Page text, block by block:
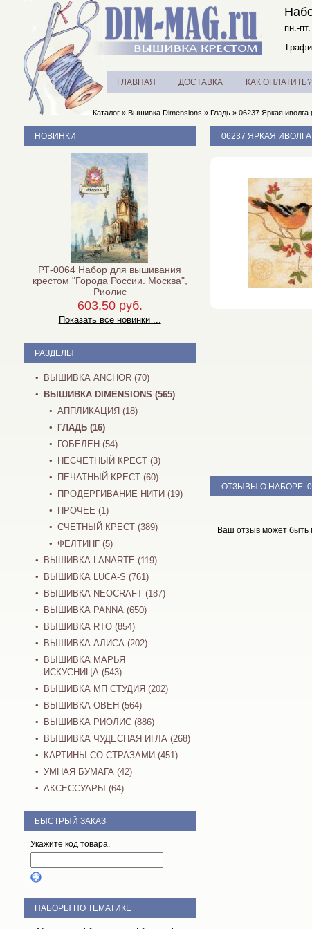
пн.-
ГЛАВНАЯ ДОСТАВКА КАК ОПЛАТИТЬ?
Каталог» Вышивка Dimensions » Гладь» 06237 Яркая иволга
06237 ЯРКАЯ ИВОЛГА
ОТЗЫВЫ О НАБОРЕ:
Ваш отзыв может быть
НОВИНКИ
РТ-0064 Набор для вышивания
крестом "Города России. Москва",
Риолис
603,50 руб.
Показать все новинки ...
РАЗДЕЛЫ
ВЫШИВКА ANCHOR (70)
ВЫШИВКА DIMENSIONS (565)
АППЛИКАЦИЯ (18)
ГЛАДЬ (16)
ГОБЕЛЕН (54)
НЕСЧЕТНЫЙ КРЕСТ (3)
ПЕЧАТНЫЙ КРЕСТ (60)
ПРОДЕРГИВАНИЕ НИТИ (19)
ПРОЧЕЕ (1)
СЧЕТНЫЙ КРЕСТ (389)
ФЕЛТИНГ (5)
ВЫШИВКА LANARTE (119)
ВЫШИВКА LUCA-S (761)
ВЫШИВКА NEOCRAFT (187)
ВЫШИВКА PANNA (650)
ВЫШИВКА RTO (854)
ВЫШИВКА АЛИСА (202)
ВЫШИВКА МАРЬЯ
ИСКУСНИЦА (543)
ВЫШИВКА МП СТУДИЯ (202)
ВЫШИВКА ОВЕН (564)
ВЫШИВКА РИОЛИС (886)
ВЫШИВКА ЧУДЕСНАЯ ИГЛА (268)
КАРТИНЫ СО СТРАЗАМИ (451)
УМНАЯ БУМАГА (42)
АКСЕССУАРЫ (64)
БЫСТРЫЙ ЗАКАЗ
Укажите код товара.
НАБОРЫ ПО ТЕМАТИКЕ